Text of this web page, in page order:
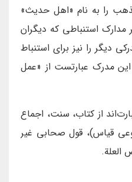
را به نام «اهل حديث»
مدارك استنباطى كه ديگران
ديگر را نيز براى استنباط
مدرك عبارتست از «عمل
از كتاب، سنت، اجماع
قياس)، قول صحابى غير
العلة.